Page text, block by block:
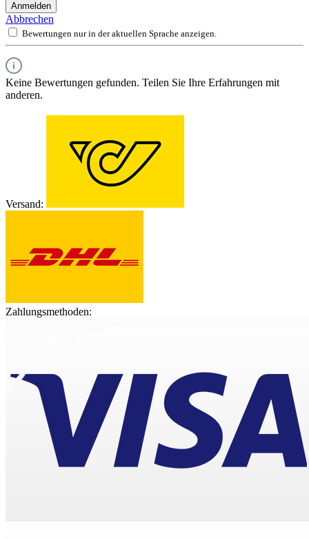
Anmelden
Abbrechen
Bewertungen nur in der aktuellen Sprache anzeigen.
Keine Bewertungen gefunden. Teilen Sie Ihre Erfahrungen mit
anderen.
Versand:
Zahlungsmethoden: